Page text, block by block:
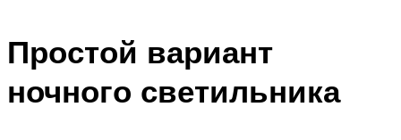
Простой вариант
ночного светильника